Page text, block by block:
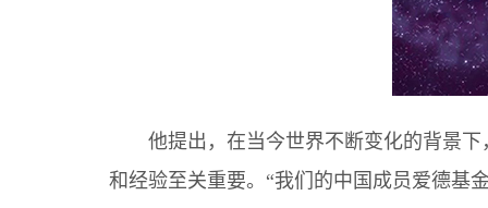
他提出，在当今世界不断变化的背景
和经验至关重要。“我们的中国成员爱德基